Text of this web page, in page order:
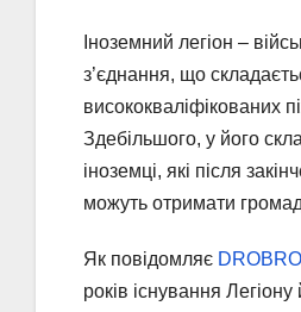
Іноземний легіон –
з’єднання, що
висококваліфікованих
Здебільшого, у його
іноземці, які після
можуть отримати
Як повідомляє DROBRO
років існування Легіону